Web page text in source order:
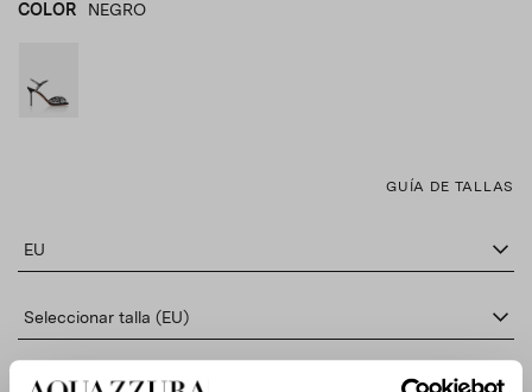
COLOR NEGRO
GUÍA DE TALLAS
EU
Seleccionar talla (EU)